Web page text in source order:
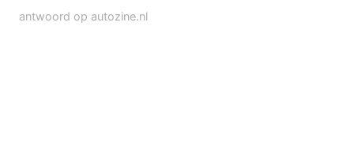
antwoord op autozine.nl